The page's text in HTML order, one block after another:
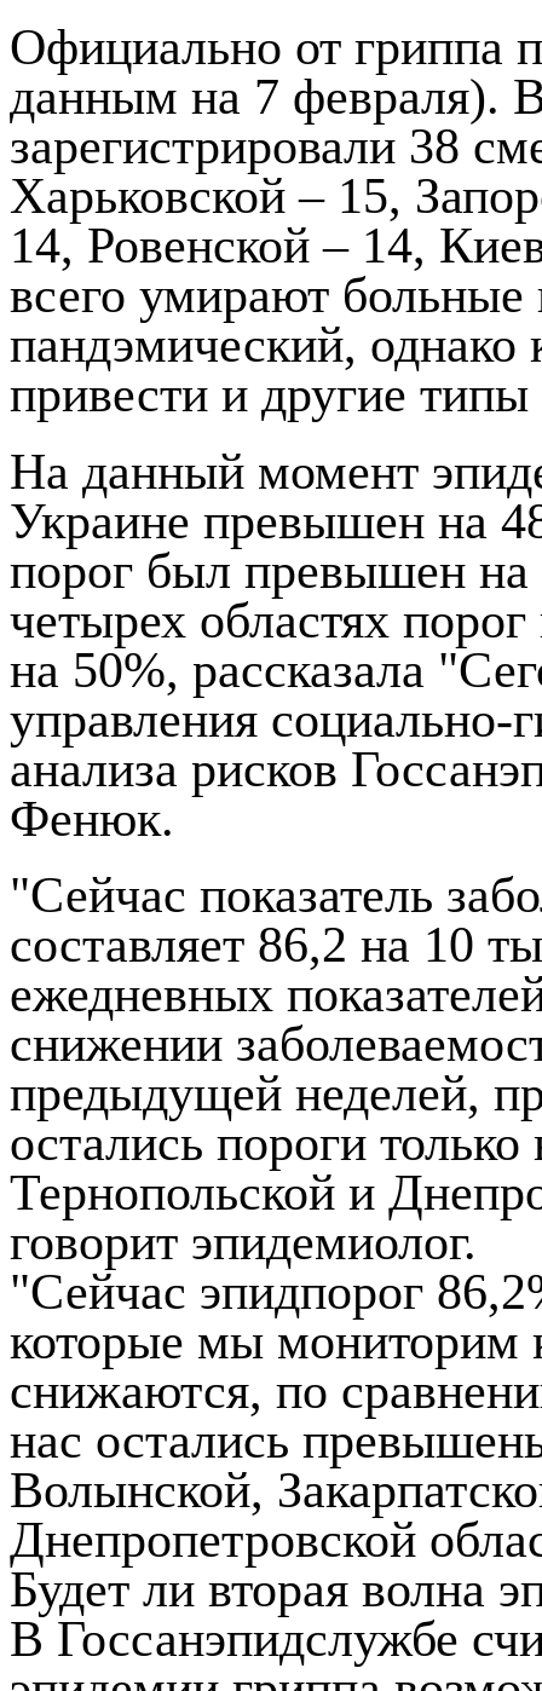
Официально от гриппа
данным на 7 февраля).
зарегистрировали 38
Харьковской – 15,
14, Ровенской – 14,
всего умирают
пандэмический, однако
привести и другие
На данный момент
Украине превышен на
порог был превышен на
четырех областях
на 50%, рассказала
управления социально-
анализа рисков
Фенюк.
"Сейчас показатель
составляет 86,2 на 10
ежедневных
снижении
предыдущей неделей,
остались пороги
Тернопольской и
говорит эпидемиолог.
"Сейчас эпидпорог
которые мы мониторим
снижаются, по
нас остались
Волынской,
Днепропетровской
Будет ли вторая волна
В Госсанэпидслужбе